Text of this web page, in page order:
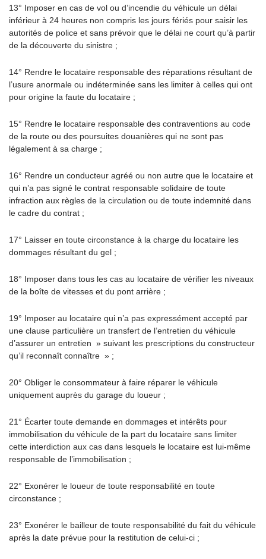
13° Imposer en cas de vol ou d’incendie du véhicule un délai
inférieur à 24 heures non compris les jours fériés pour saisir les
autorités de police et sans prévoir que le délai ne court qu’à partir
de la découverte du sinistre ;
14° Rendre le locataire responsable des réparations résultant de
l’usure anormale ou indéterminée sans les limiter à celles qui ont
pour origine la faute du locataire ;
15° Rendre le locataire responsable des contraventions au code
de la route ou des poursuites douanières qui ne sont pas
légalement à sa charge ;
16° Rendre un conducteur agréé ou non autre que le locataire et
qui n’a pas signé le contrat responsable solidaire de toute
infraction aux règles de la circulation ou de toute indemnité dans
le cadre du contrat ;
17° Laisser en toute circonstance à la charge du locataire les
dommages résultant du gel ;
18° Imposer dans tous les cas au locataire de vérifier les niveaux
de la boîte de vitesses et du pont arrière ;
19° Imposer au locataire qui n’a pas expressément accepté par
une clause particulière un transfert de l’entretien du véhicule
d’assurer un entretien » suivant les prescriptions du constructeur
qu’il reconnaît connaître » ;
20° Obliger le consommateur à faire réparer le véhicule
uniquement auprès du garage du loueur ;
21° Écarter toute demande en dommages et intérêts pour
immobilisation du véhicule de la part du locataire sans limiter
cette interdiction aux cas dans lesquels le locataire est lui-même
responsable de l’immobilisation ;
22° Exonérer le loueur de toute responsabilité en toute
circonstance ;
23° Exonérer le bailleur de toute responsabilité du fait du véhicule
après la date prévue pour la restitution de celui-ci ;